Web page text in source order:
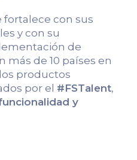
fortalece con sus
y con su
de
más de 10 países en
productos
por el #FSTalent,
y